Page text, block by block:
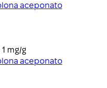
aceponato
1 mg/g
aceponato